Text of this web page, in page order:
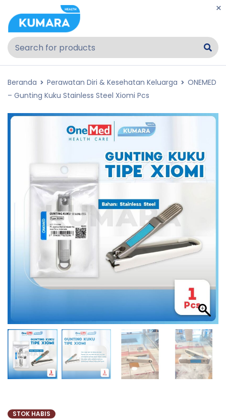
Beranda Perawatan Diri & Kesehatan Keluarga
ONEMED
– Gunting Kuku Stainless Steel Xiomi Pcs
STOK HABIS